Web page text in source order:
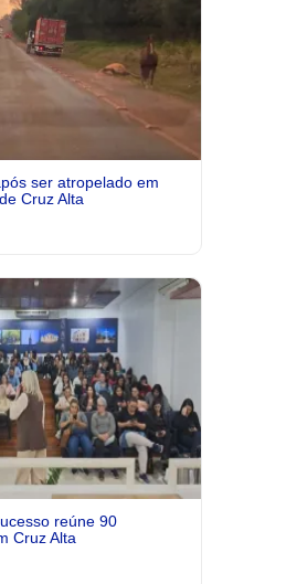
ser atropelado em
Cruz Alta
reúne 90
Cruz Alta